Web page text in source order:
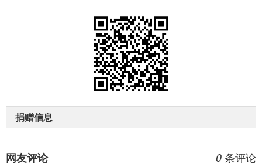
捐赠信息
0 条评论
网友评论